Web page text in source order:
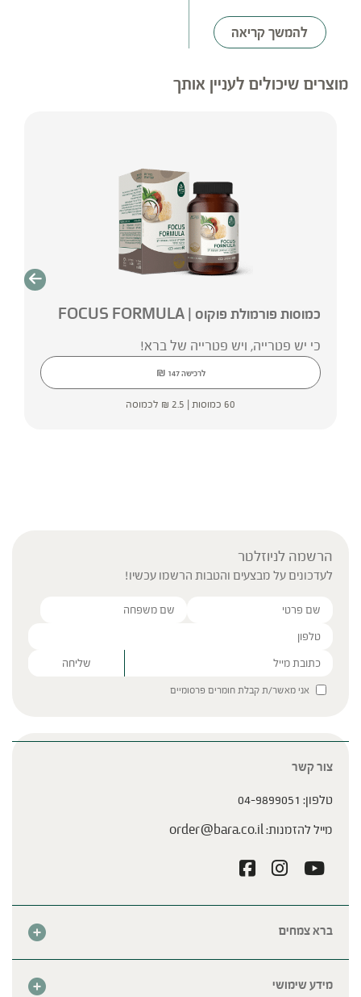
להמשך קריאה
מוצרים שיכולים לעניין אותך
כמוסות פורמולת פוקוס | FOCUS FORMULA
כי יש פטרייה, ויש פטרייה של ברא!
לרכישה ₪ 147
60 כמוסות | ₪ 2.5 לכמוסה
הרשמה לניוזלטר
לעדכונים על מבצעים והטבות הרשמו עכשיו!
Please leave this field empty.
אני מאשר/ת קבלת חומרים פרסומיים
ברא צמחים
מידע שימושי
צור קשר
טלפון: 04-9899051
מייל להזמנות: order@bara.co.il